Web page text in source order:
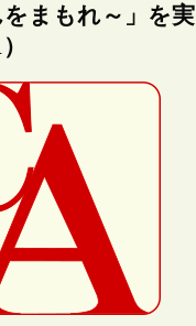
まもれ～」を実